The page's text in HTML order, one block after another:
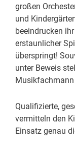
großen
und
beeindrucken
erstaunlicher
überspringt!
unter Beweis
Qualifizierte,
vermitteln den
Einsatz genau